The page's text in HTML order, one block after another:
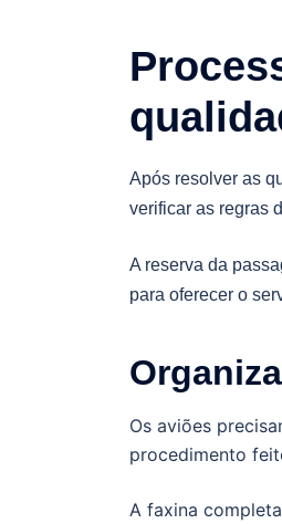
Após resolver as
verificar as regras
A reserva da
para oferecer o
Os aviões
procedimento
A faxina